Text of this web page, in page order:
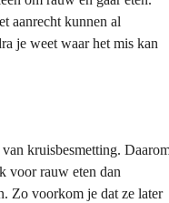
aanrecht kunnen al
je weet waar het mis kan
kruisbesmetting.
voor rauw eten dan
Zo voorkom je dat ze later